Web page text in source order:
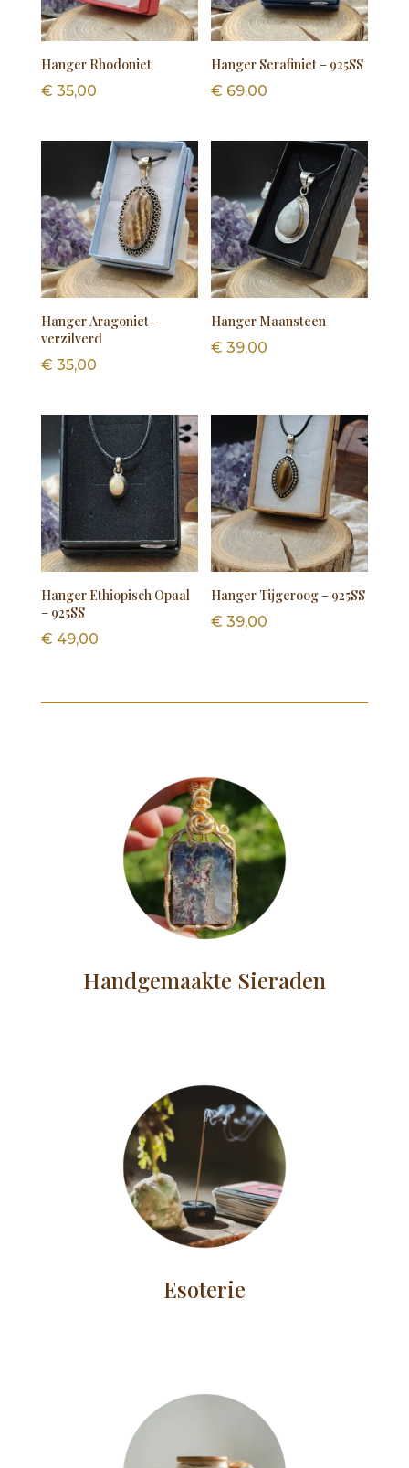
Hanger Rhodoniet
€ 35,00
Hanger Serafiniet – 925SS
€ 69,00
Hanger Aragoniet –
verzilverd
€ 35,00
Hanger Maansteen
€ 39,00
Hanger Ethiopisch Opaal
– 925SS
€ 49,00
Hanger Tijgeroog – 925SS
€ 39,00
Handgemaakte Sieraden
Esoterie